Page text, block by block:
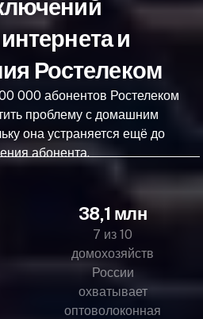
и
Ростелеком
000 абонентов Ростелеком
проблему с домашним
она устраняется ещё до
абонента.
38,1 млн
7 из 10
домохозяйств
России
охватывает
оптоволоконная